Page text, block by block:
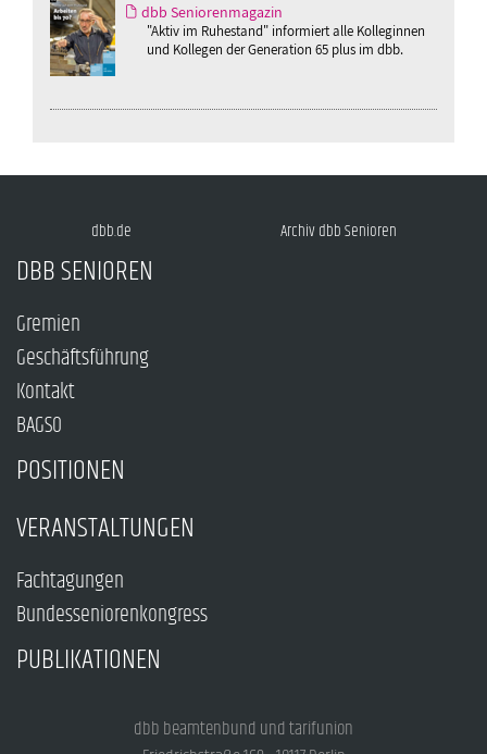
dbb Seniorenmagazin
"Aktiv im Ruhestand" informiert alle Kolleginnen
und Kollegen der Generation 65 plus im dbb.
dbb.de Archiv dbb Senioren
DBB SENIOREN
Gremien
Geschäftsführung
Kontakt
BAGSO
POSITIONEN
VERANSTALTUNGEN
Fachtagungen
Bundesseniorenkongress
PUBLIKATIONEN
dbb beamtenbund und tarifunion